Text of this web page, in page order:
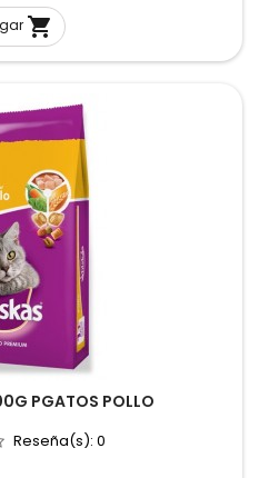

PGATOS POLLO
Reseña(s): 0